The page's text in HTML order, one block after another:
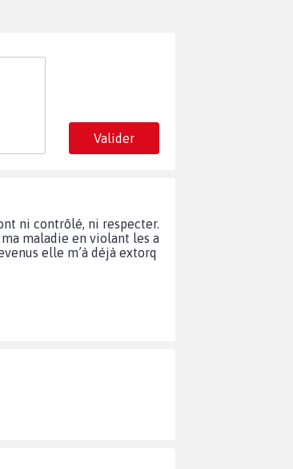
Valider
ni contrôlé, ni respecter.
maladie en violant les a
elle m’à déjà extorq